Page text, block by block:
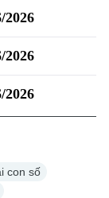
2026
2026
2026
con số